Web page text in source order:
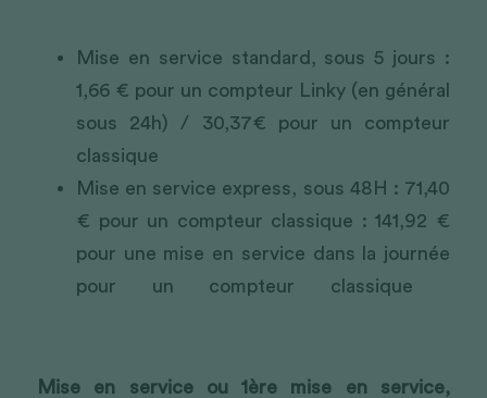
Mise en service standard, sous 5 jours :
1,66 € pour un compteur Linky (en général
sous 24h) / 30,37€ pour un compteur
classique
Mise en service express, sous 48H : 71,40
€ pour un compteur classique : 141,92 €
pour une mise en service dans la journée
pour un compteur classique
Mise en service ou 1ère mise en service,